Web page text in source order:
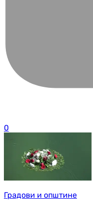
0
Градови и општине